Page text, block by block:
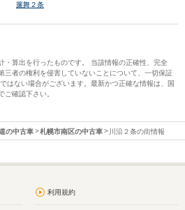
簾舞２条
・算出を行ったものです。 当該情報の正確性、完全
三者の権利を侵害していないことについて、一切保証
はない場合がございます。最新かつ正確な情報は、国
ご確認下さい。
の中古車 札幌市南区の中古車 川沿２条の街情報
利用規約